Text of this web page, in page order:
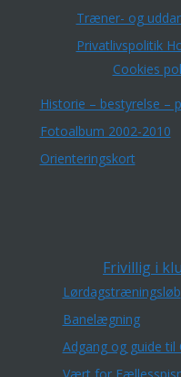
Træner- og
Privatlivspolitik
Cookies
Historie – bestyrelse –
Fotoalbum 2002-2010
Orienteringskort
Frivillig i
Lørdagstræningsløb
Banelægning
Adgang og guide til